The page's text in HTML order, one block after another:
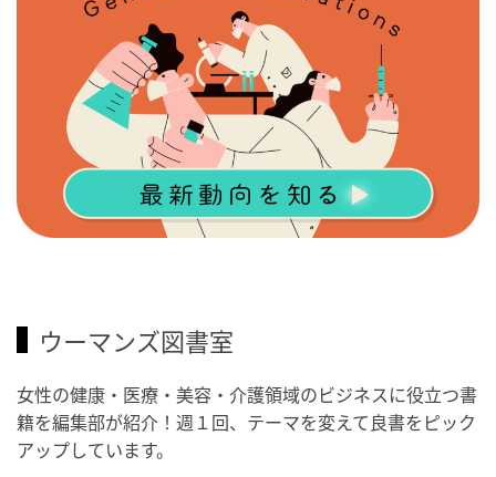
ウーマンズ図書室
女性の健康・医療・美容・介護領域のビジネスに役立つ書
籍を編集部が紹介！週１回、テーマを変えて良書をピック
アップしています。